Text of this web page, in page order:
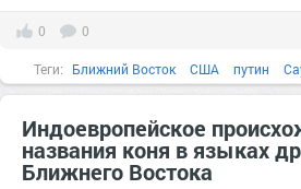
0 0
Теги: Ближний Восток США путин
Индоевропейское
названия коня в языках
Ближнего Востока